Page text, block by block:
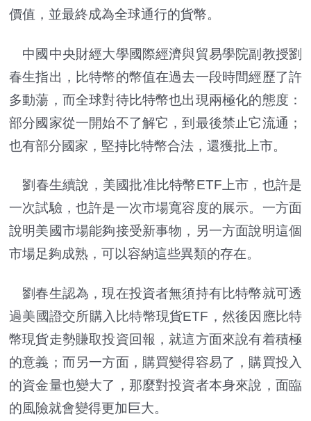
價值，並最終成為全球通行的貨幣。
中國中央財經大學國際經濟與貿易學院副教授劉
春生指出，比特幣的幣值在過去一段時間經歷了許
多動蕩，而全球對待比特幣也出現兩極化的態度：
部分國家從一開始不了解它，到最後禁止它流通；
也有部分國家，堅持比特幣合法，還獲批上市。
劉春生續說，美國批准比特幣ETF上市，也許是
一次試驗，也許是一次市場寬容度的展示。一方面
說明美國市場能夠接受新事物，另一方面說明這個
市場足夠成熟，可以容納這些異類的存在。
劉春生認為，現在投資者無須持有比特幣就可透
過美國證交所購入比特幣現貨ETF，然後因應比特
幣現貨走勢賺取投資回報，就這方面來說有着積極
的意義；而另一方面，購買變得容易了，購買投入
的資金量也變大了，那麼對投資者本身來說，面臨
的風險就會變得更加巨大。